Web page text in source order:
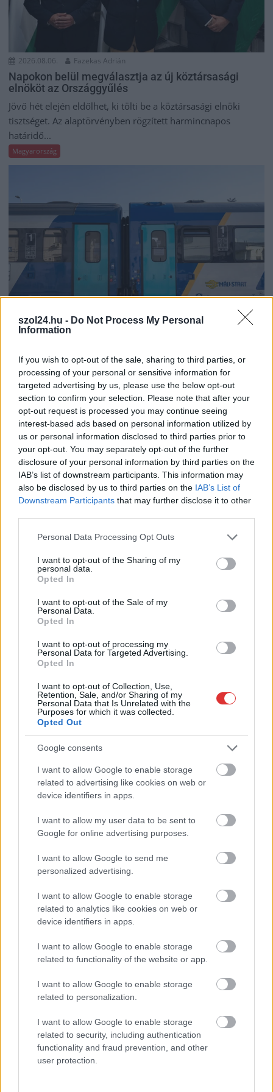
szol24.hu - Do Not Process My Personal
Information
If you wish to opt-out of the sale, sharing to third parties, or
processing of your personal or sensitive information for
targeted advertising by us, please use the below opt-out
section to confirm your selection. Please note that after your
opt-out request is processed you may continue seeing
interest-based ads based on personal information utilized by
us or personal information disclosed to third parties prior to
your opt-out. You may separately opt-out of the further
disclosure of your personal information by third parties on the
IAB’s list of downstream participants. This information may
also be disclosed by us to third parties on the IAB’s List of
Downstream Participants that may further disclose it to other
Please note that this website/app uses one or more Google
not limited to your visit or usage behaviour. You may click to
grant or deny consent to Google and its third-party tags to
use your data for below specified purposes in below Google
consent section.
Personal Data Processing Opt Outs
I want to opt-out of the Sharing of my
personal data.
Opted In
I want to opt-out of the Sale of my
Personal Data.
Opted In
I want to opt-out of processing my
Personal Data for Targeted Advertising.
Opted In
I want to opt-out of Collection, Use,
Retention, Sale, and/or Sharing of my
Personal Data that Is Unrelated with the
Purposes for which it was collected.
Opted Out
Google consents
I want to allow Google to enable storage
related to advertising like cookies on web or
device identifiers in apps.
I want to allow my user data to be sent to
Google for online advertising purposes.
I want to allow Google to send me
personalized advertising.
I want to allow Google to enable storage
related to analytics like cookies on web or
device identifiers in apps.
I want to allow Google to enable storage
related to functionality of the website or app.
I want to allow Google to enable storage
related to personalization.
I want to allow Google to enable storage
related to security, including authentication
functionality and fraud prevention, and other
user protection.
2026.08.06. Fazekas Adrián
Napokon belül megválasztja az új köztársasági
elnököt az Országgyűlés
Jövő hét elején eldőlhet, ki tölti be a köztársasági elnöki
tisztséget. Az alaptörvényben rögzített harmincnapos
határidő...
Magyarország
Váratlan fennakadás borította fel a Szolnok–
Kecskemét vasútvonal közlekedését
Akik csütörtök reggel a Szolnok és Kecskemét közötti
vasútvonalon tervezték az utazásukat, azoknak érdemes volt
indulás...
Magyarország
2026.08.06. Kiss Lajos
Egyszer fent, egyszer lent, így festett a Duna a két
évvel ezelőtti árvíz idején és így most –
fotógyűjtemény ugyanazokból a szögekből
Akik szeretik az előtte-utána képeket, azok számára
feltétlenül ajánlott ez a képgyűjtemény. Több helyszín
ugyanabból a...
Magyarország
Adja meg keresztnevét:
Megismertem és elfogadom aGDPR-szabályzatot